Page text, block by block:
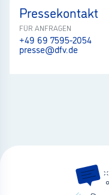
Pressekontakt
FÜR ANFRAGEN
+49 69 7595-2054
presse@dfv.de